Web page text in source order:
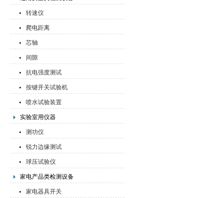
转速仪
爬电距离
芯轴
间隙
抗电强度测试
按键开关试验机
喷水试验装置
实验室用仪器
测功仪
锐力边缘测试
球压试验仪
家电产品类检测设备
家电器具开关